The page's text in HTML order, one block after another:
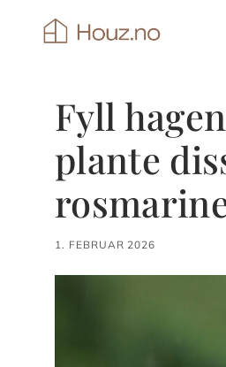
Fyll
plante
1. FEBRUAR 2026